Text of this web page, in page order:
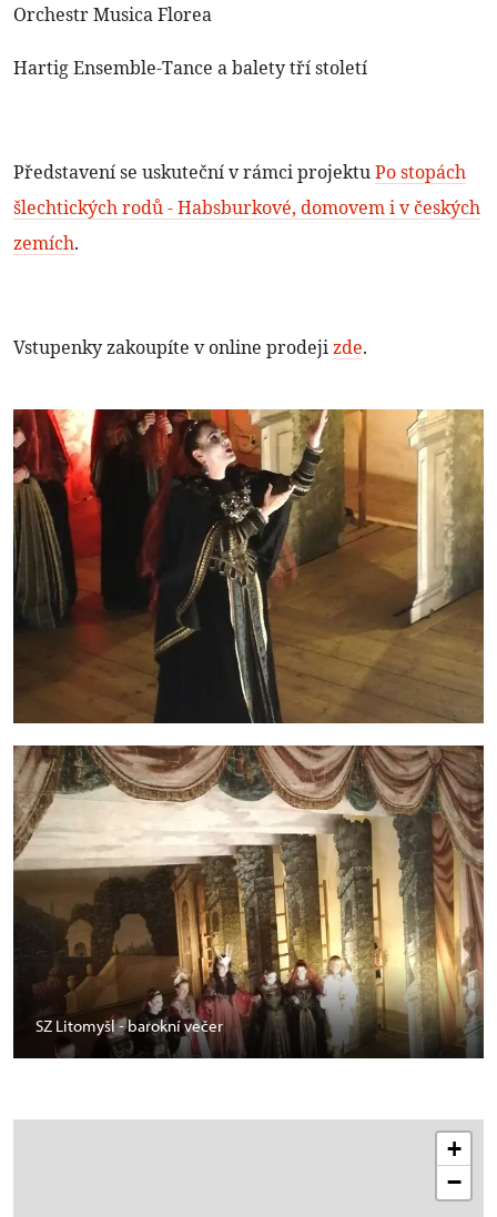
Orchestr Musica Florea
Hartig Ensemble-Tance a balety tří století
Představení se uskuteční v rámci projektuPo stopách
šlechtických rodů - Habsburkové, domovem i v českých
zemích.
Vstupenky zakoupíte v online prodejizde.
SZ Litomyšl - barokní večer
+
−